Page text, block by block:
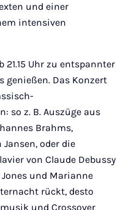
und einer
intensiven
Uhr zu entspannter
genießen. Das Konzert
so z. B. Auszüge aus
Brahms,
oder die
von Claude Debussy
und Marianne
rückt, desto
und Crossover